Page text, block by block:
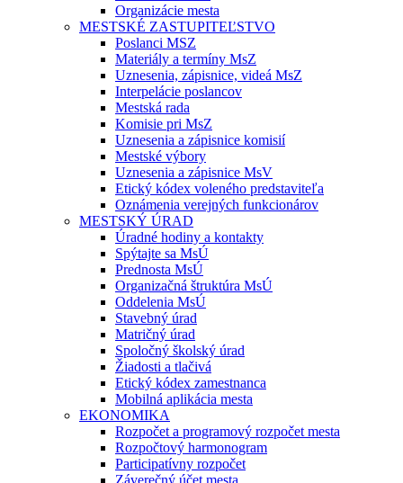
Organizácie mesta
MESTSKÉ ZASTUPITEĽSTVO
Poslanci MSZ
Materiály a termíny MsZ
Uznesenia, zápisnice, videá MsZ
Interpelácie poslancov
Mestská rada
Komisie pri MsZ
Uznesenia a zápisnice komisií
Mestské výbory
Uznesenia a zápisnice MsV
Etický kódex voleného predstaviteľa
Oznámenia verejných funkcionárov
MESTSKÝ ÚRAD
Úradné hodiny a kontakty
Spýtajte sa MsÚ
Prednosta MsÚ
Organizačná štruktúra MsÚ
Oddelenia MsÚ
Stavebný úrad
Matričný úrad
Spoločný školský úrad
Žiadosti a tlačivá
Etický kódex zamestnanca
Mobilná aplikácia mesta
EKONOMIKA
Rozpočet a programový rozpočet mesta
Rozpočtový harmonogram
Participatívny rozpočet